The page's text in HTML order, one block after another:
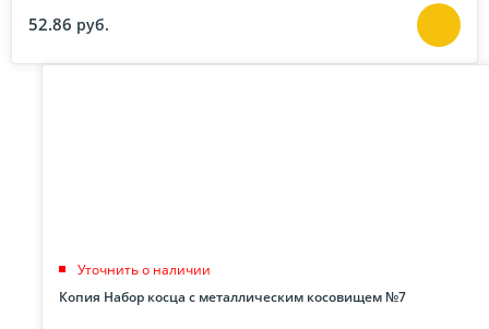
52.86 руб.
Уточнить о наличии
Копия Набор косца с металлическим косовищем №7